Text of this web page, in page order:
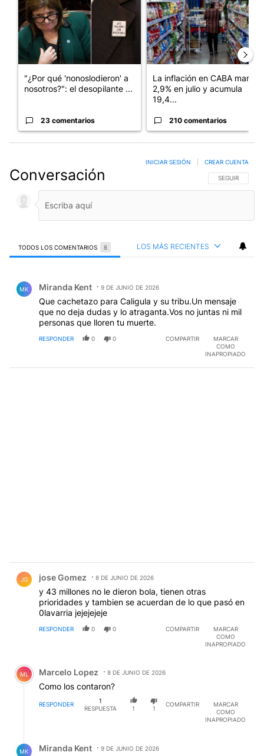
"¿Por qué 'nonoslodieron' a
nosotros?": el desopilante ...
23 comentarios
La inflación en CABA marcó
2,9% en julio y acumula
19,4...
210 comentarios
Conversación SIGA ESTA
SEGUIR
INICIAR SESIÓN CREAR CUENTA
TODOS LOS COMENTARIOS 8 LOS MÁS RECIENTES
MK Miranda Kent 9 DE JUNIO DE 2026
Que cachetazo para Caligula y su tribu.Un mensaje
que no deja dudas y lo atraganta.Vos no juntas ni mil
personas que lloren tu muerte.
RESPONDER 0 0 COMPARTIR
MARCAR
COMO
INAPROPIADO
JG jose Gomez 8 DE JUNIO DE 2026
y 43 millones no le dieron bola, tienen otras
prioridades y tambien se acuerdan de lo que pasó en
0lavarria jejejejeje
RESPONDER 0 0 COMPARTIR
MARCAR
COMO
INAPROPIADO
Comentario de Marcelo Lopez.
ML Marcelo Lopez 8 DE JUNIO DE 2026
Como los contaron?
RESPONDER
1
RESPUESTA
1 1
COMPARTIR
MARCAR
COMO
INAPROPIADO
MK Miranda Kent
9 DE JUNIO DE 2026